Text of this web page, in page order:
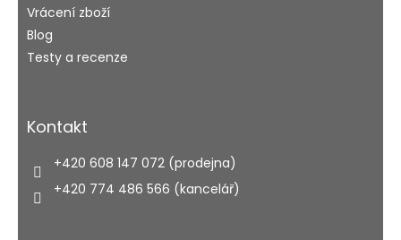
Vrácení zboží
Blog
Testy a recenze
Kontakt
+420 608 147 072 (prodejna)
+420 774 486 566 (kancelář)